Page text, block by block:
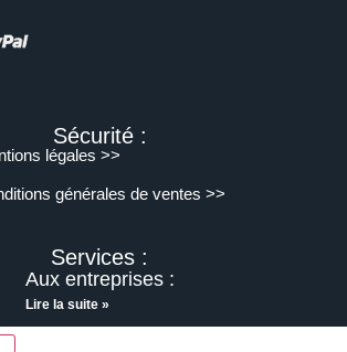
Sécurité :
légales >>
générales de ventes >>
Services :
Aux entreprises :
Lire la suite »